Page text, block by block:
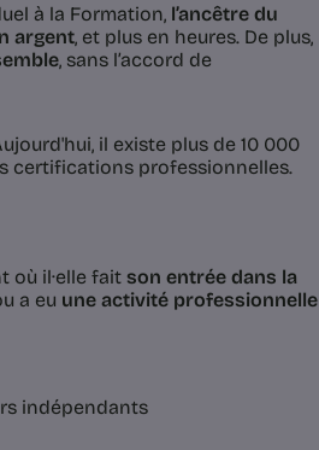
à la Formation, l’ancêtre du
argent, et plus en heures. De plus,
, sans l’accord de
il existe plus de 10 000
certifications professionnelles.
où il·elle fait son entrée dans la
a eu une activité professionnelle
indépendants